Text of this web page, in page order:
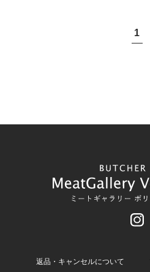
1
返品・キャンセルについて